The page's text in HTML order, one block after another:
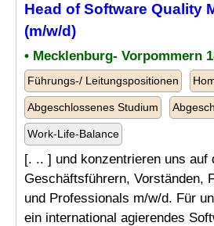
Head ofSoftware Quality
(m/w/d)
• Mecklenburg- Vorpommern
Führungs-/ Leitungspositionen
Abgeschlossenes Studium
Work-Life-Balance
[. .. ] und konzentrieren uns auf
Geschäftsführern, Vorständen,
und Professionals m/w/d. Für
ein international agierendes